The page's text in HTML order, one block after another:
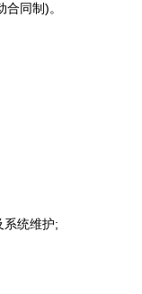
同制)。
统维护;